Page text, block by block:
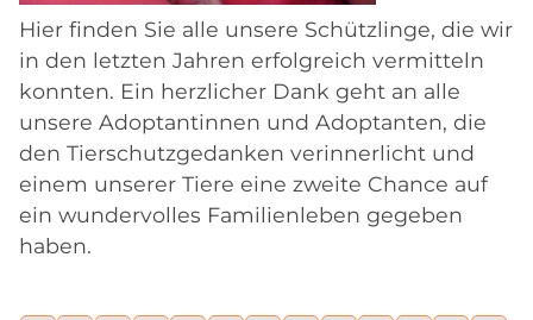
Hier finden Sie alle unsere Schützlinge, die wir
in den letzten Jahren erfolgreich vermitteln
konnten. Ein herzlicher Dank geht an alle
unsere Adoptantinnen und Adoptanten, die
den Tierschutzgedanken verinnerlicht und
einem unserer Tiere eine zweite Chance auf
ein wundervolles Familienleben gegeben
haben.